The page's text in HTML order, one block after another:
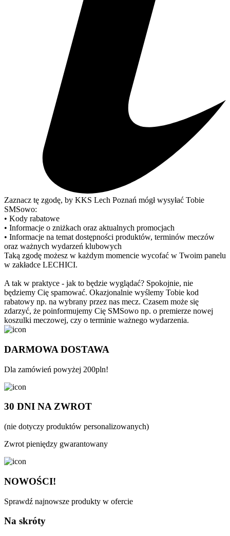
Zaznacz tę zgodę, by KKS Lech Poznań mógł wysyłać Tobie
SMSowo:
• Kody rabatowe
• Informacje o zniżkach oraz aktualnych promocjach
• Informacje na temat dostępności produktów, terminów meczów
oraz ważnych wydarzeń klubowych
Taką zgodę możesz w każdym momencie wycofać w Twoim panelu
w zakładce LECHICI.
A tak w praktyce - jak to będzie wyglądać? Spokojnie, nie
będziemy Cię spamować. Okazjonalnie wyślemy Tobie kod
rabatowy np. na wybrany przez nas mecz. Czasem może się
zdarzyć, że poinformujemy Cię SMSowo np. o premierze nowej
koszulki meczowej, czy o terminie ważnego wydarzenia.
DARMOWA DOSTAWA
Dla zamówień powyżej 200pln!
30 DNI NA ZWROT
(nie dotyczy produktów personalizowanych)
Zwrot pieniędzy gwarantowany
NOWOŚCI!
Sprawdź najnowsze produkty w ofercie
Na skróty